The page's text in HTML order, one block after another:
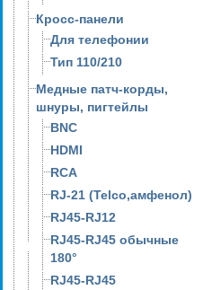
Кросс-панели
Для телефонии
Тип 110/210
Медные патч-корды,
шнуры, пигтейлы
BNC
HDMI
RCA
RJ-21 (Telco,амфенол)
RJ45-RJ12
RJ45-RJ45 обычные
180°
RJ45-RJ45